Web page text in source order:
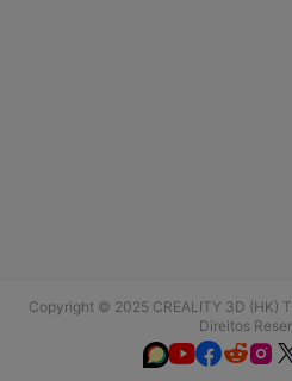
Copyright © 2025 CREALITY 3D (HK)
Direitos
